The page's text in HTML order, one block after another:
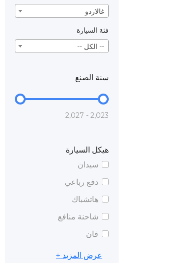
غالاردو
فئة السيارة
-- الكل --
سنة الصنع
2,023 - 2,027
هيكل السيارة
سيدان
دفع رباعي
هاتشباك
شاحنة منافع
فان
عرض المزيد +